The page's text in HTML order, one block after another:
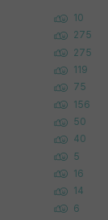
10
275
275
119
75
156
50
40
5
16
14
6